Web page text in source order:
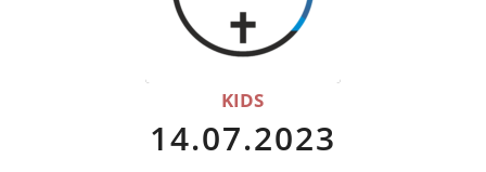
KIDS
14.07.2023